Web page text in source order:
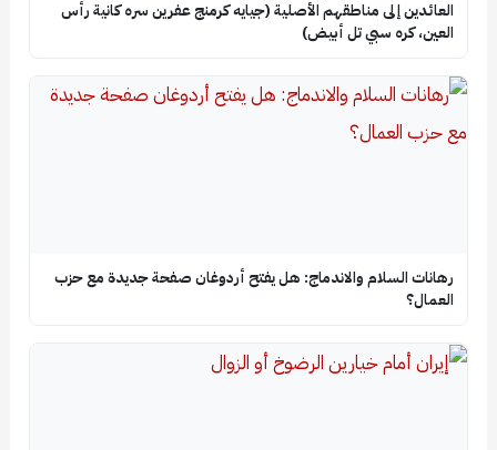
العائدين إلى مناطقهم الأصلية (جيايه كرمنج عفرين سره كانية رأس
العين، كره سبي تل أبيض)
رهانات السلام والاندماج: هل يفتح أردوغان صفحة جديدة مع حزب
العمال؟